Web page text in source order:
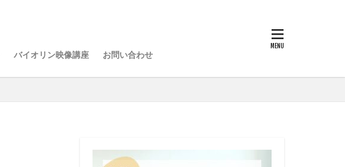
バイオリン映像講座 お問い合わせ